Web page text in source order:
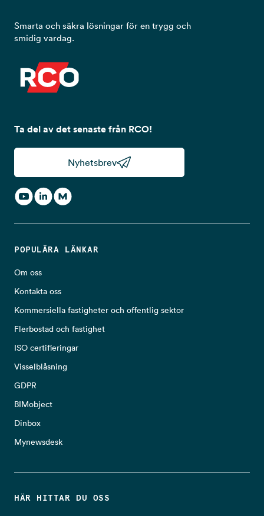
Ta del av det senaste från RCO!
Nyhetsbrev
Smarta och säkra lösningar för en trygg och
smidig vardag.
POPULÄRA LÄNKAR
Om oss
Kontakta oss
Kommersiella fastigheter och offentlig sektor
Flerbostad och fastighet
ISO certifieringar
Visselblåsning
GDPR
BIMobject
Dinbox
Mynewsdesk
HÄR HITTAR DU OSS